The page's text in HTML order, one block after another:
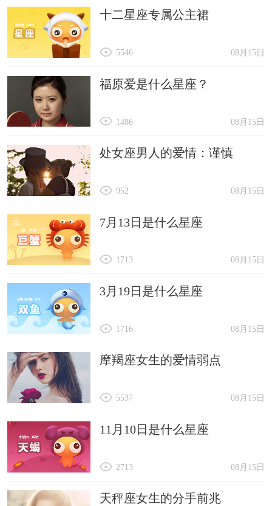
十二星座专属公主裙
08月15日
5546
福原爱是什么星座？
08月15日
1486
处女座男人的爱情：谨慎
08月15日
952
7月13日是什么星座
08月15日
1713
3月19日是什么星座
08月15日
1716
摩羯座女生的爱情弱点
08月15日
5537
11月10日是什么星座
08月15日
2713
天秤座女生的分手前兆